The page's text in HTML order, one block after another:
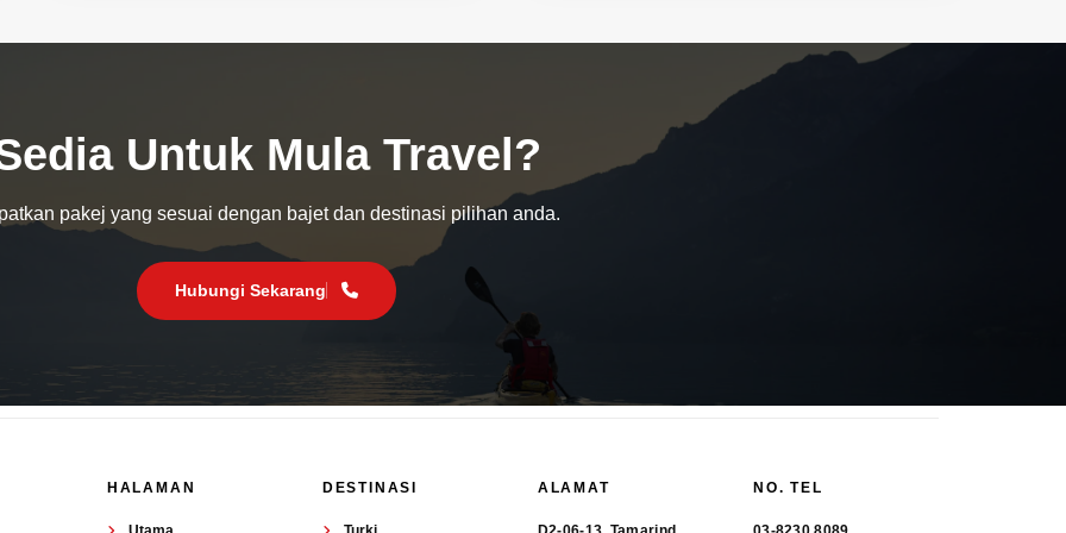
Untuk Mula Travel?
pakej yang sesuai dengan bajet dan destinasi pilihan anda.
Hubungi Sekarang
HALAMAN DESTINASI ALAMAT NO. TEL